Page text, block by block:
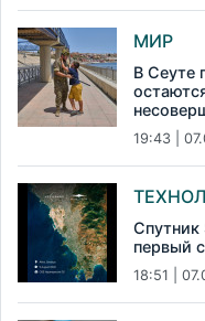
МИР
В Сеуте
19:43 |
Спутник
первый
18:51 |